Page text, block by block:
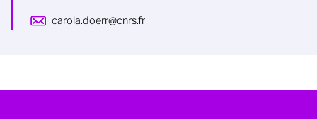
carola.doerr@cnrs.fr